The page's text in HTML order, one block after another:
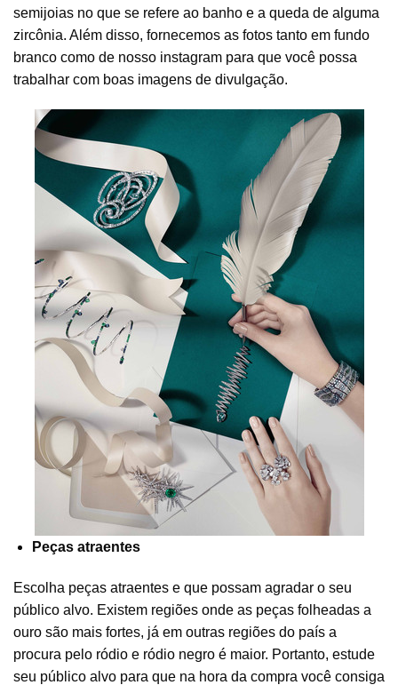
semijoias no que se refere ao banho e a queda de alguma
zircônia. Além disso, fornecemos as fotos tanto em fundo
branco como de nosso instagram para que você possa
trabalhar com boas imagens de divulgação.
Peças atraentes
Escolha peças atraentes e que possam agradar o seu
público alvo. Existem regiões onde as peças folheadas a
ouro são mais fortes, já em outras regiões do país a
procura pelo ródio e ródio negro é maior. Portanto, estude
seu público alvo para que na hora da compra você consiga